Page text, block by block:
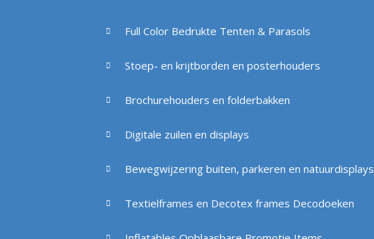
Full Color Bedrukte Tenten & Parasols
Stoep- en krijtborden en posterhouders
Brochurehouders en folderbakken
Digitale zuilen en displays
Bewegwijzering buiten, parkeren en natuurdisplays
Textielframes en Decotex frames Decodoeken